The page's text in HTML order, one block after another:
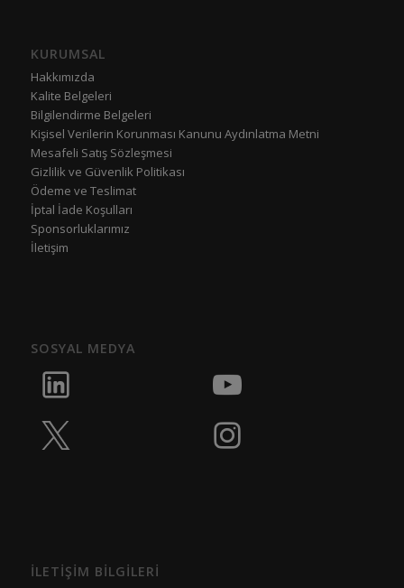
KURUMSAL
Hakkımızda
Kalite Belgeleri
Bilgilendirme Belgeleri
Kişisel Verilerin Korunması Kanunu Aydınlatma Metni
Mesafeli Satış Sözleşmesi
Gizlilik ve Güvenlik Politikası
Ödeme ve Teslimat
İptal İade Koşulları
Sponsorluklarımız
İletişim
SOSYAL MEDYA
İLETİŞİM BİLGİLERİ